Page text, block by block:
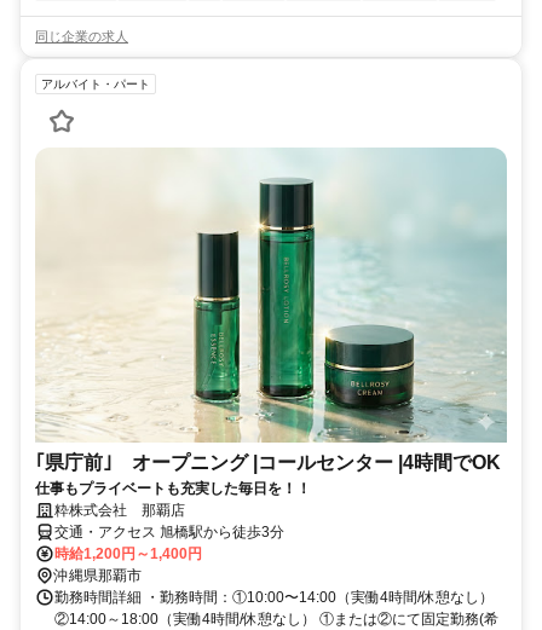
同じ企業の求人
アルバイト・パート
｢県庁前｣ オープニング |コールセンター |4時間でOK
仕事もプライベートも充実した毎日を！！
粋株式会社 那覇店
交通・アクセス 旭橋駅から徒歩3分
時給1,200円～1,400円
沖縄県那覇市
勤務時間詳細 ・勤務時間：①10:00〜14:00（実働4時間/休憩なし）
②14:00～18:00（実働4時間/休憩なし） ①または②にて固定勤務(希